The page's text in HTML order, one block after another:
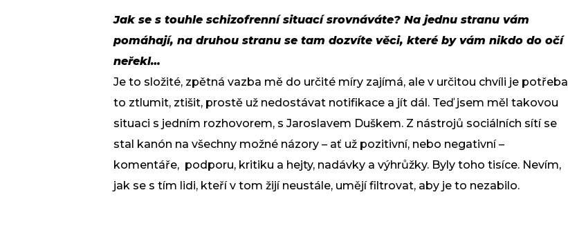
Jak se s touhle schizofrenní situací srovnáváte? Na jednu stranu vám
pomáhají, na druhou stranu se tam dozvíte věci, které by vám nikdo do očí
neřekl…
Je to složité, zpětná vazba mě do určité míry zajímá, ale v určitou chvíli je potřeba
to ztlumit, ztišit, prostě už nedostávat notifikace a jít dál. Teď jsem měl takovou
situaci s jedním rozhovorem, s Jaroslavem Duškem. Z nástrojů sociálních sítí se
stal kanón na všechny možné názory – ať už pozitivní, nebo negativní –
komentáře, podporu, kritiku a hejty, nadávky a výhrůžky. Byly toho tisíce. Nevím,
jak se s tím lidi, kteří v tom žijí neustále, umějí filtrovat, aby je to nezabilo.